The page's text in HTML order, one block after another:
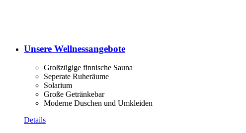
Unsere Wellnessangebote
Großzügige finnische Sauna
Seperate Ruheräume
Solarium
Große Getränkebar
Moderne Duschen und Umkleiden
Details